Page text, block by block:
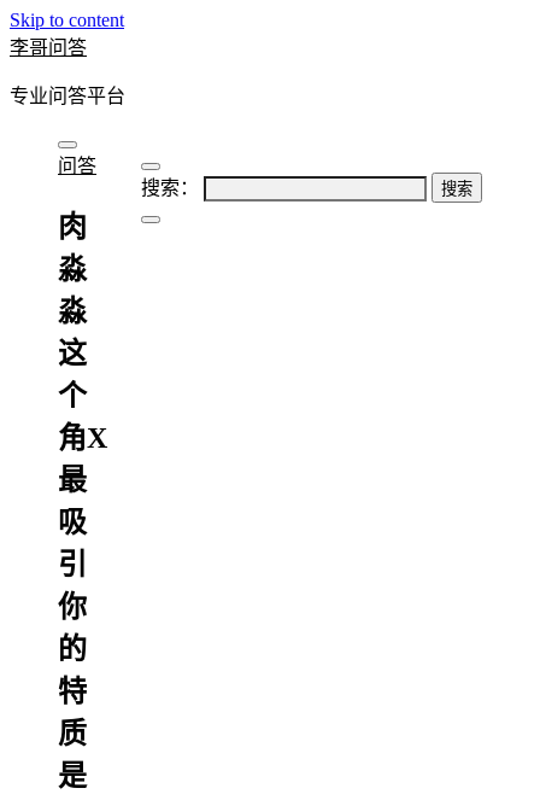
Skip to content
李哥问答
专业问答平台
搜索：
问答
肉
淼
淼
这
个
角X
最
吸
引
你
的
特
质
是